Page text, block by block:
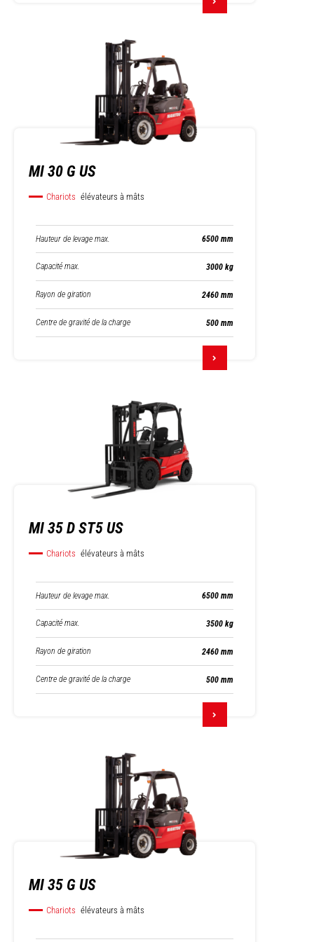
MI 30 G US
Chariots élévateurs à mâts
Hauteur de levage max. 6500 mm
Capacité max. 3000 kg
Rayon de giration 2460 mm
Centre de gravité de la charge 500 mm
MI 35 D ST5 US
Chariots élévateurs à mâts
Hauteur de levage max. 6500 mm
Capacité max. 3500 kg
Rayon de giration 2460 mm
Centre de gravité de la charge 500 mm
MI 35 G US
Chariots élévateurs à mâts